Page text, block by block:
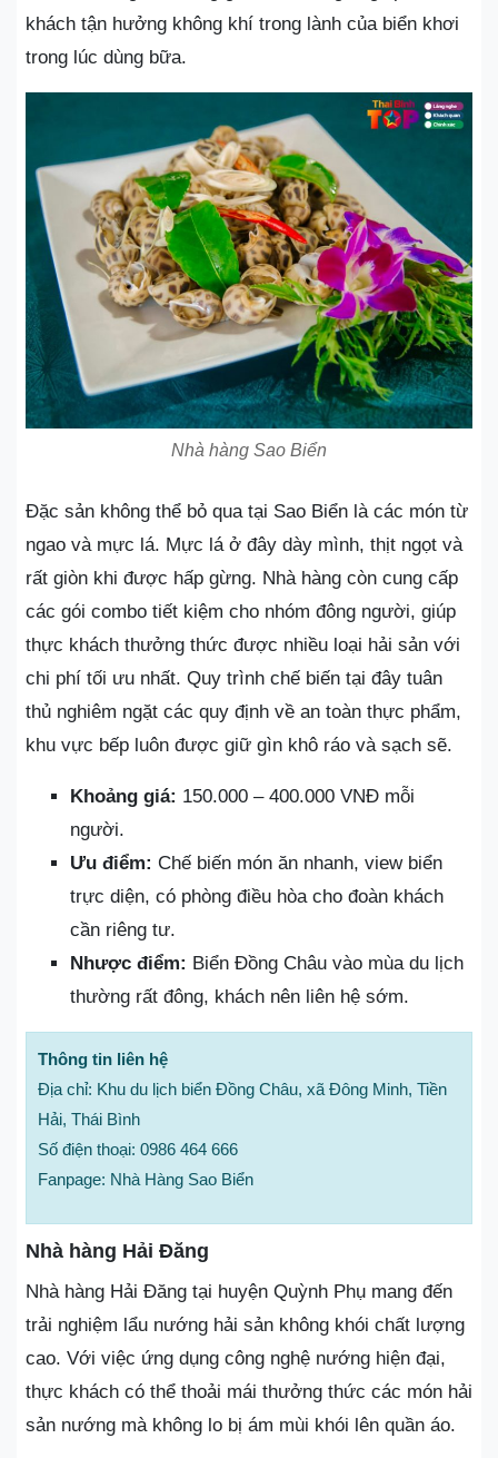
khách tận hưởng không khí trong lành của biển khơi
trong lúc dùng bữa.
Nhà hàng Sao Biển
Đặc sản không thể bỏ qua tại Sao Biển là các món từ
ngao và mực lá. Mực lá ở đây dày mình, thịt ngọt và
rất giòn khi được hấp gừng. Nhà hàng còn cung cấp
các gói combo tiết kiệm cho nhóm đông người, giúp
thực khách thưởng thức được nhiều loại hải sản với
chi phí tối ưu nhất. Quy trình chế biến tại đây tuân
thủ nghiêm ngặt các quy định về an toàn thực phẩm,
khu vực bếp luôn được giữ gìn khô ráo và sạch sẽ.
Khoảng giá: 150.000 – 400.000 VNĐ mỗi
người.
Ưu điểm: Chế biến món ăn nhanh, view biển
trực diện, có phòng điều hòa cho đoàn khách
cần riêng tư.
Nhược điểm: Biển Đồng Châu vào mùa du lịch
thường rất đông, khách nên liên hệ sớm.
Thông tin liên hệ
Địa chỉ: Khu du lịch biển Đồng Châu, xã Đông Minh, Tiền
Hải, Thái Bình
Số điện thoại: 0986 464 666
Fanpage: Nhà Hàng Sao Biển
Nhà hàng Hải Đăng
Nhà hàng Hải Đăng tại huyện Quỳnh Phụ mang đến
trải nghiệm lẩu nướng hải sản không khói chất lượng
cao. Với việc ứng dụng công nghệ nướng hiện đại,
thực khách có thể thoải mái thưởng thức các món hải
sản nướng mà không lo bị ám mùi khói lên quần áo.